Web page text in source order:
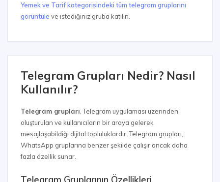
Yemek ve Tarif kategorisindeki tüm telegram gruplarını
görüntüle ve istediğiniz gruba katılın.
Telegram Grupları Nedir? Nasıl
Kullanılır?
Telegram grupları , Telegram uygulaması üzerinden
oluşturulan ve kullanıcıların bir araya gelerek
mesajlaşabildiği dijital topluluklardır. Telegram grupları,
WhatsApp gruplarına benzer şekilde çalışır ancak daha
fazla özellik sunar.
Telegram Gruplarının Özellikleri